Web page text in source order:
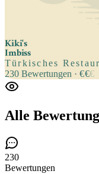
Kiki's
Imbiss
Türkisches
230 Bewertungen · €€€
Alle
230
Bewertungen